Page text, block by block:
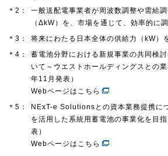
＊2：
一般送配電事業者が周波数調整や需給
（ΔkW）を、市場を通じて、効率的に
＊3：
将来にわたる日本全体の供給力（kW）
＊4：
蓄電池分野における新規事業の共同検
いて～ウエストホールディングスとの
年11月発表）
Webページはこちら
＊5：
NExT-e Solutionsとの資本業務提携に
を活用した系統用蓄電池の事業化を目
表）
Webページはこちら